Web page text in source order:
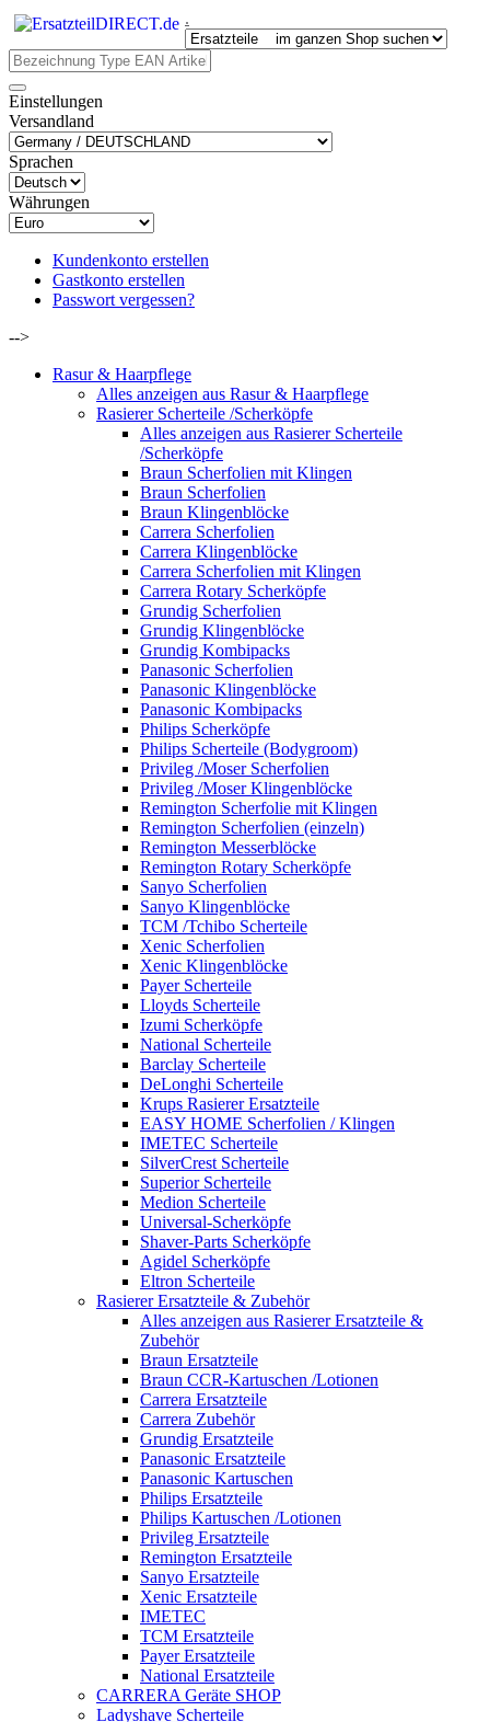
.
Einstellungen
Versandland
Sprachen
Währungen
Kundenkonto erstellen
Gastkonto erstellen
Passwort vergessen?
-->
Rasur & Haarpflege
Alles anzeigen aus Rasur & Haarpflege
Rasierer Scherteile /Scherköpfe
Alles anzeigen aus Rasierer Scherteile
/Scherköpfe
Braun Scherfolien mit Klingen
Braun Scherfolien
Braun Klingenblöcke
Carrera Scherfolien
Carrera Klingenblöcke
Carrera Scherfolien mit Klingen
Carrera Rotary Scherköpfe
Grundig Scherfolien
Grundig Klingenblöcke
Grundig Kombipacks
Panasonic Scherfolien
Panasonic Klingenblöcke
Panasonic Kombipacks
Philips Scherköpfe
Philips Scherteile (Bodygroom)
Privileg /Moser Scherfolien
Privileg /Moser Klingenblöcke
Remington Scherfolie mit Klingen
Remington Scherfolien (einzeln)
Remington Messerblöcke
Remington Rotary Scherköpfe
Sanyo Scherfolien
Sanyo Klingenblöcke
TCM /Tchibo Scherteile
Xenic Scherfolien
Xenic Klingenblöcke
Payer Scherteile
Lloyds Scherteile
Izumi Scherköpfe
National Scherteile
Barclay Scherteile
DeLonghi Scherteile
Krups Rasierer Ersatzteile
EASY HOME Scherfolien / Klingen
IMETEC Scherteile
SilverCrest Scherteile
Superior Scherteile
Medion Scherteile
Universal-Scherköpfe
Shaver-Parts Scherköpfe
Agidel Scherköpfe
Eltron Scherteile
Rasierer Ersatzteile & Zubehör
Alles anzeigen aus Rasierer Ersatzteile &
Zubehör
Braun Ersatzteile
Braun CCR-Kartuschen /Lotionen
Carrera Ersatzteile
Carrera Zubehör
Grundig Ersatzteile
Panasonic Ersatzteile
Panasonic Kartuschen
Philips Ersatzteile
Philips Kartuschen /Lotionen
Privileg Ersatzteile
Remington Ersatzteile
Sanyo Ersatzteile
Xenic Ersatzteile
IMETEC
TCM Ersatzteile
Payer Ersatzteile
National Ersatzteile
CARRERA Geräte SHOP
Ladyshave Scherteile